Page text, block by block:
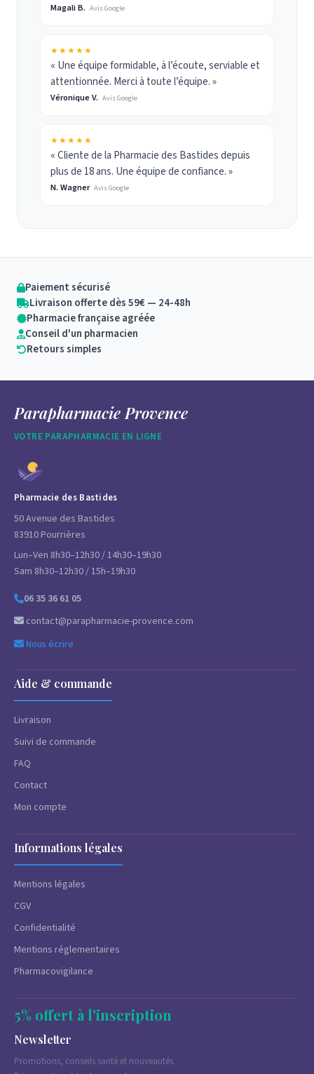
Magali B. Avis Google
★★★★★
« Une équipe formidable, à l’écoute, serviable et
attentionnée. Merci à toute l’équipe. »
Véronique V. Avis Google
★★★★★
« Cliente de la Pharmacie des Bastides depuis
plus de 18 ans. Une équipe de confiance. »
N. Wagner Avis Google
Paiement sécurisé
Livraison offerte dès 59€ — 24-48h
Pharmacie française agréée
Conseil d'un pharmacien
Retours simples
Parapharmacie Provence
VOTRE PARAPHARMACIE EN LIGNE
Pharmacie des Bastides
50 Avenue des Bastides
83910 Pourrières
Lun–Ven 8h30–12h30 / 14h30–19h30
Sam 8h30–12h30 / 15h–19h30
06 35 36 61 05
contact@parapharmacie-provence.com
Nous écrire
Aide & commande
Livraison
Suivi de commande
FAQ
Contact
Mon compte
Informations légales
Mentions légales
CGV
Confidentialité
Mentions réglementaires
Pharmacovigilance
5% offert à l'inscription
Newsletter
Promotions, conseils santé et nouveautés.